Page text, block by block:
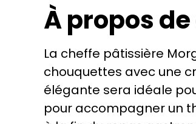
À propos
La cheffe pâtissière
chouquettes avec une
élégante sera idéale
pour accompagner un